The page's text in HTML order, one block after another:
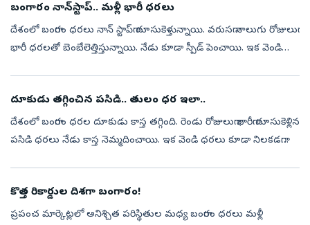
బంగారం నాన్‌స్టాప్‌.. మళ్లీ భారీ ధరలు
దేశంలో బంగారం ధరలు నాన్‌ స్టాప్‌గా దూసుకెళ్తున్నాయి. వరుసగా నాలుగు రోజులుగా
భారీ ధరలతో బెంబేలెత్తిస్తున్నాయి. నేడు కూడా స్పీడ్‌ పెంచాయి. ఇక వెండి
దూకుడు తగ్గించిన పసిడి.. తులం ధర ఇలా..
దేశంలో బంగారం ధరల దూకుడు కాస్త తగ్గింది. రెండు రోజులుగా భారీగా దూసుకెళ్లిన
పసిడి ధరలు నేడు కాస్త నెమ్మదించాయి. ఇక వెండి ధరలు కూడా నిలకడగా
కొత్త రికార్డుల దిశగా బంగారం!
ప్రపంచ మార్కెట్లలో అనిశ్చిత పరిస్థితుల మధ్య బంగారం ధరలు మళ్లీ